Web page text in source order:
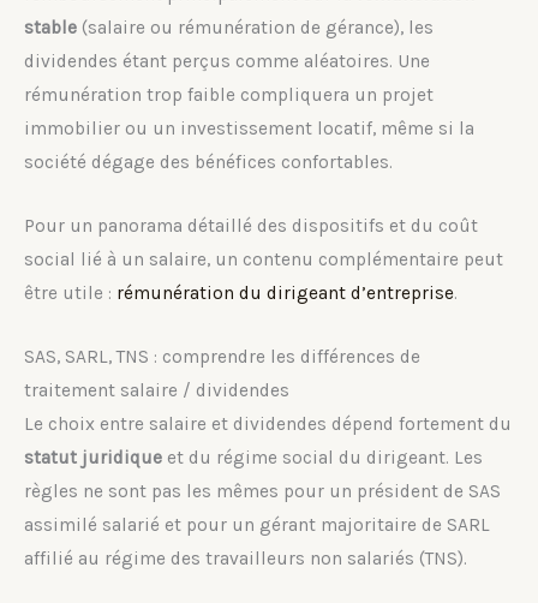
stable (salaire ou rémunération de gérance), les
dividendes étant perçus comme aléatoires. Une
rémunération trop faible compliquera un projet
immobilier ou un investissement locatif, même si la
société dégage des bénéfices confortables.
Pour un panorama détaillé des dispositifs et du coût
social lié à un salaire, un contenu complémentaire peut
être utile : rémunération du dirigeant d’entreprise.
SAS, SARL, TNS : comprendre les différences de
traitement salaire / dividendes
Le choix entre salaire et dividendes dépend fortement du
statut juridique et du régime social du dirigeant. Les
règles ne sont pas les mêmes pour un président de SAS
assimilé salarié et pour un gérant majoritaire de SARL
affilié au régime des travailleurs non salariés (TNS).